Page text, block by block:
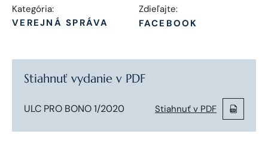
Kategória:
VEREJNÁ SPRÁVA
Zdieľajte:
FACEBOOK
Stiahnuť vydanie v PDF
ULC PRO BONO 1/2020 Stiahnuť v PDF